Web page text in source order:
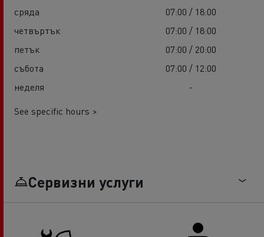
сряда
07:00 / 18:00
четвъртък
07:00 / 18:00
петък
07:00 / 20:00
събота
07:00 / 12:00
неделя
-
See specific hours >
Сервизни услуги